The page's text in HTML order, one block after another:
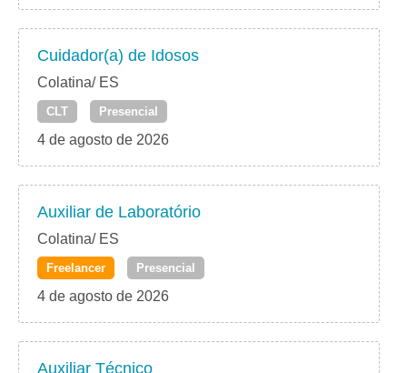
Cuidador(a) de Idosos
Colatina/ ES
CLT Presencial
4 de agosto de 2026
Auxiliar de Laboratório
Colatina/ ES
Freelancer Presencial
4 de agosto de 2026
Auxiliar Técnico